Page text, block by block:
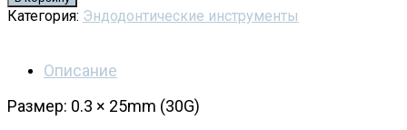
Категория: Эндодонтические инструменты
Описание
Размер: 0.3 × 25mm (30G)